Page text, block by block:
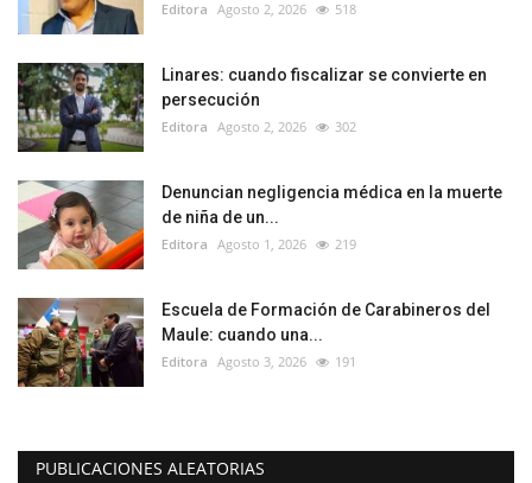
Editora Agosto 2, 2026 518
Linares: cuando fiscalizar se convierte en
persecución
Editora Agosto 2, 2026 302
Denuncian negligencia médica en la muerte
de niña de un...
Editora Agosto 1, 2026 219
Escuela de Formación de Carabineros del
Maule: cuando una...
Editora Agosto 3, 2026 191
PUBLICACIONES ALEATORIAS